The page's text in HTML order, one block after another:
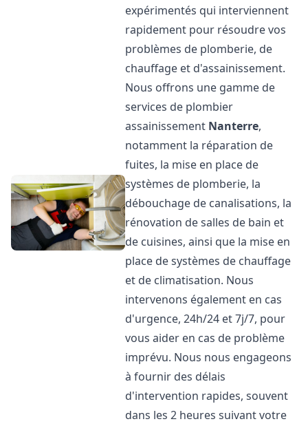
expérimentés qui interviennent
rapidement pour résoudre vos
problèmes de plomberie, de
chauffage et d'assainissement.
Nous offrons une gamme de
services de plombier
assainissement Nanterre,
notamment la réparation de
fuites, la mise en place de
systèmes de plomberie, la
débouchage de canalisations, la
rénovation de salles de bain et
de cuisines, ainsi que la mise en
place de systèmes de chauffage
et de climatisation. Nous
intervenons également en cas
d'urgence, 24h/24 et 7j/7, pour
vous aider en cas de problème
imprévu. Nous nous engageons
à fournir des délais
d'intervention rapides, souvent
dans les 2 heures suivant votre